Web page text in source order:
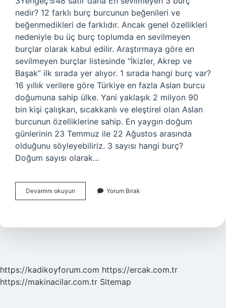
nedir? 12 farklı burç burcunun beğenileri ve
beğenmedikleri de farklıdır. Ancak genel özellikleri
nedeniyle bu üç burç toplumda en sevilmeyen
burçlar olarak kabul edilir. Araştırmaya göre en
sevilmeyen burçlar listesinde “İkizler, Akrep ve
Başak” ilk sırada yer alıyor. 1 sırada hangi burç var?
16 yıllık verilere göre Türkiye en fazla Aslan burcu
doğumuna sahip ülke. Yani yaklaşık 2 milyon 90
bin kişi çalışkan, sıcakkanlı ve eleştirel olan Aslan
burcunun özelliklerine sahip. En yaygın doğum
günlerinin 23 Temmuz ile 22 Ağustos arasında
olduğunu söyleyebiliriz. 3 sayısı hangi burç?
Doğum sayısı olarak…
Devamını okuyun
Sevilen
Hangisi
Yorum Bırak
https://kadikoyforum.com https://ercak.com.tr
https://makinacilar.com.tr Sitemap